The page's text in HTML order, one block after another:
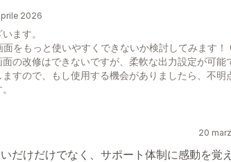
2026
ます。
をもっと使いやすくできないか検討してみます！
の改修はできないですが、柔軟な出力設定が可能
すので、もし使用する機会がありましたら、不明
20
だけだけでなく、サポート体制に感動を覚